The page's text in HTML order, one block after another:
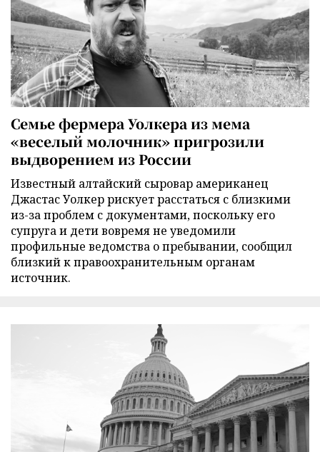
Семье фермера Уолкера из мема
«веселый молочник» пригрозили
выдворением из России
Известный алтайский сыровар американец
Джастас Уолкер рискует расстаться с близкими
из-за проблем с документами, поскольку его
супруга и дети вовремя не уведомили
профильные ведомства о пребывании, сообщил
близкий к правоохранительным органам
источник.